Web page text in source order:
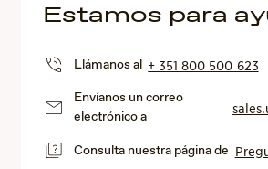
Estamos para
Llámanos al+ 351 800 500 623
Envíanos un correo
electrónico a
Consulta nuestra página de